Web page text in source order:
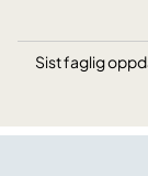
Sist faglig